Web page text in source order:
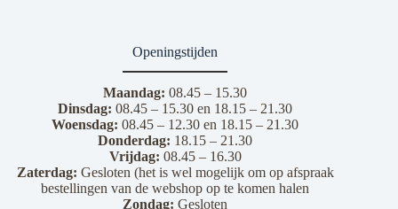
Openingstijden
Maandag:08.45 – 15.30
Dinsdag: 08.45 – 15.30 en 18.15 – 21.30
Woensdag: 08.45 – 12.30 en 18.15 – 21.30
Donderdag: 18.15 – 21.30
Vrijdag: 08.45 – 16.30
Zaterdag: Gesloten (het is wel mogelijk om op afspraak
bestellingen van de webshop op te komen halen
Zondag: Gesloten